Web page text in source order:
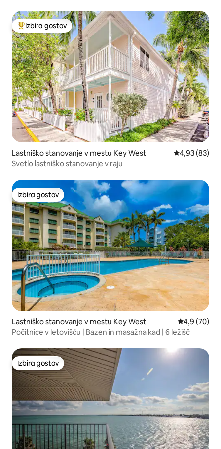
Najbolj priljubljena prenočišča z značko »Izbira gostov«
Izbira gostov
Lastniško stanovanje v mestu Key West Povprečna
4,93 (83)
Svetlo lastniško stanovanje v raju
Izbira gostov
Izbira gostov
Lastniško stanovanje v mestu Key West Povprečna
4,9 (70)
Počitnice v letovišču | Bazen in masažna kad | 6 ležišč
Izbira gostov
Izbira gostov